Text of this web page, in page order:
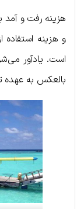
است. یادآور
بالعکس به عهده